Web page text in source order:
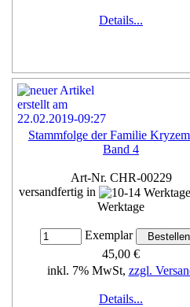
Details...
Stammfolge der Familie
Band 4
Art-Nr. CHR-00229
versandfertig in
Werktage
Exemplar
45,00 €
inkl. 7% MwSt, zzgl.
Details...